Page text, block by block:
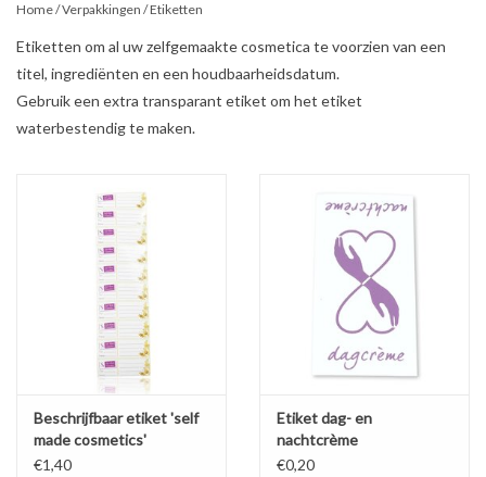
Verpakkingen
Materialen
Startpakketten
Links
Home/Verpakkingen / Etiketten
Etiketten om al uw zelfgemaakte cosmetica te voorzien van een
titel, ingrediënten en een houdbaarheidsdatum.
Gebruik een extra transparant etiket om het etiket
waterbestendig te maken.
Beschrijfbaar etiket 'self
made cosmetics'
€1,40
Etiket dag- en
nachtcrème
€0,20